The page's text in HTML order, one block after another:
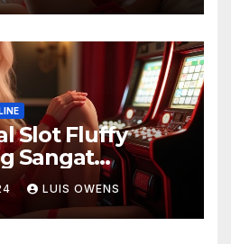
Slot Fluffy
Sangat
LUIS OWENS